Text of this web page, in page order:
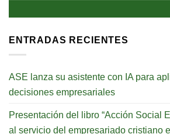
ENTRADAS RECIENTES
ASE lanza su asistente con IA para
decisiones empresariales
Presentación del libro “Acción Social
al servicio del empresariado cristiano